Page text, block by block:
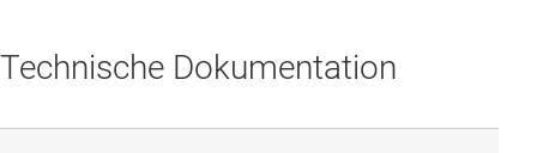
Technische Dokumentation